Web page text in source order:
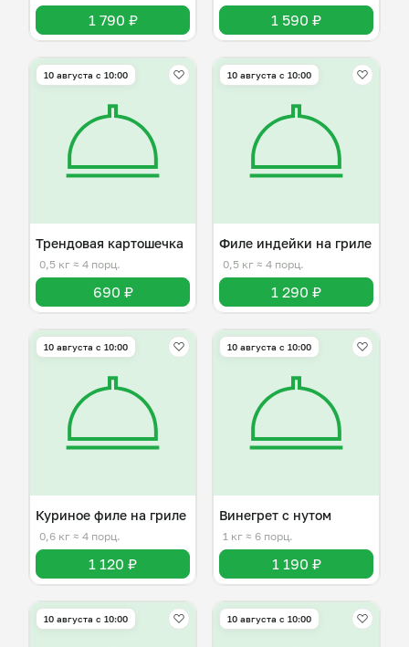
1 790 ₽ 1 590 ₽
10 августа с 10:00
Трендовая картошечка
0,5 кг ≈ 4 порц.
690 ₽
10 августа с 10:00
Филе индейки на гриле
0,5 кг ≈ 4 порц.
1 290 ₽
10 августа с 10:00
Куриное филе на гриле
0,6 кг ≈ 4 порц.
1 120 ₽
10 августа с 10:00
Винегрет с нутом
1 кг ≈ 6 порц.
1 190 ₽
10 августа с 10:00 10 августа с 10:00